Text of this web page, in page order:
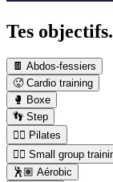
Tes
🍫 Abdos-fessiers
🥵 Cardio training
🥊 Boxe
👣 Step
🤸‍♀️ Pilates
👯‍♂️ Small group
🕺🏽 Aérobic